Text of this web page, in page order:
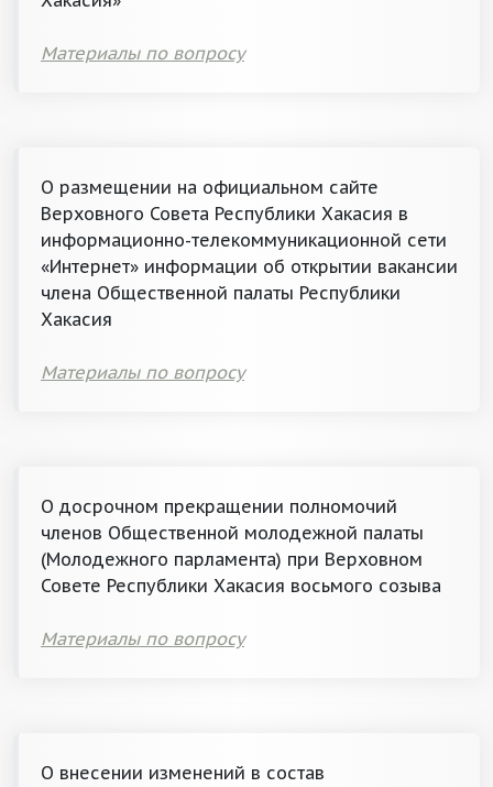
Материалы по вопросу
О размещении на официальном сайте
Верховного Совета Республики Хакасия в
информационно-телекоммуникационной сети
«Интернет» информации об открытии вакансии
члена Общественной палаты Республики
Хакасия
Материалы по вопросу
О досрочном прекращении полномочий
членов Общественной молодежной палаты
(Молодежного парламента) при Верховном
Совете Республики Хакасия восьмого созыва
Материалы по вопросу
О внесении изменений в состав